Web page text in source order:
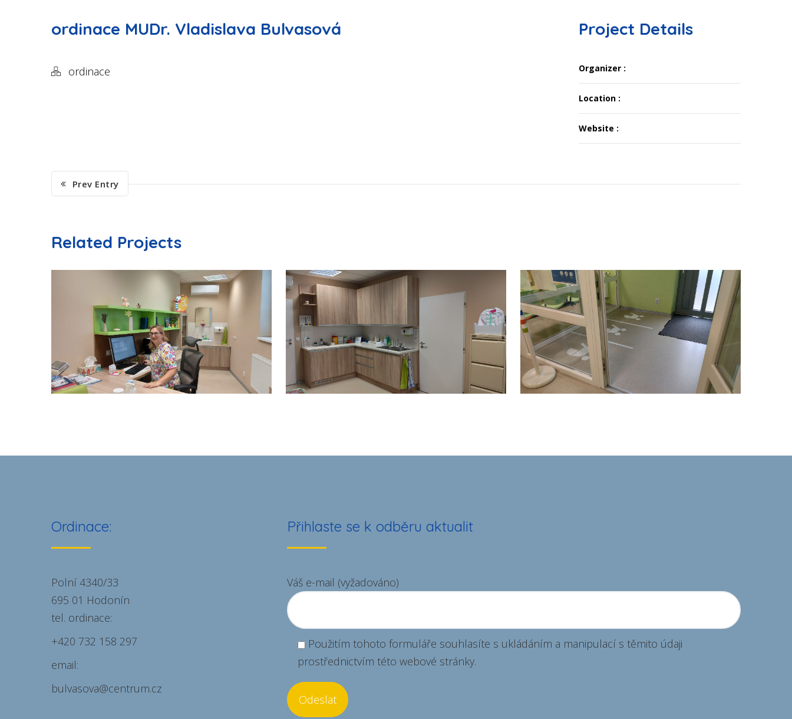
ordinace MUDr. Vladislava Bulvasová
ordinace
Project Details
Organizer :
Location :
Website :
Prev Entry
Related Projects
Ordinace:
Polní 4340/33
695 01 Hodonín
tel. ordinace:
+420 732 158 297
email:
bulvasova@centrum.cz
Přihlaste se k odběru aktualit
Váš e-mail (vyžadováno)
Použitím tohoto formuláře souhlasíte s ukládáním a manipulací s těmito údaji
prostřednictvím této webové stránky.